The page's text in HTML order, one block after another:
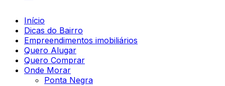
Início
Dicas do Bairro
Empreendimentos imobiliários
Quero Alugar
Quero Comprar
Onde Morar
Ponta Negra